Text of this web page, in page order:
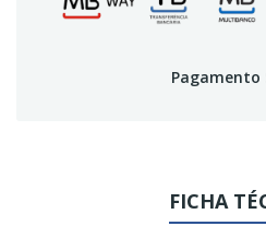
Pagamento
FICHA